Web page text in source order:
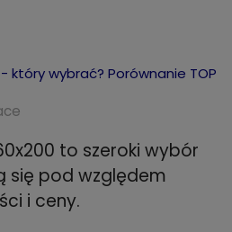
który wybrać? Porównanie TOP
to szeroki wybór
się pod względem
i ceny.